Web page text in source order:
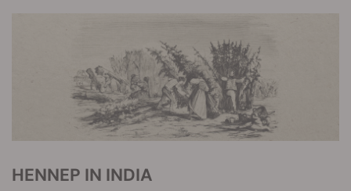
HENNEP IN INDIA